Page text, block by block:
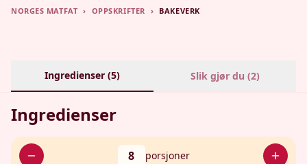
NORGES MATFAT › OPPSKRIFTER › BAKEVERK
Ingredienser (5) Slik gjør du (2)
Ingredienser
8 porsjoner